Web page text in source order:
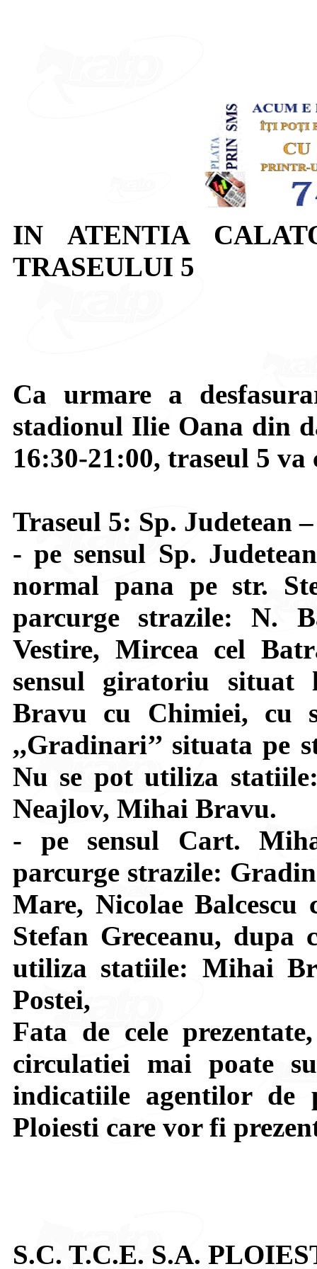
IN ATENTIA
TRASEULUI 5
Ca urmare a
stadionul Ilie Oana din
16:30-21:00, traseul 5
Traseul 5: Sp. Judetean
- pe sensul Sp.
normal pana pe str.
parcurge strazile: N.
Vestire, Mircea cel
sensul giratoriu situat
Bravu cu Chimiei, cu
,,Gradinari’’ situata pe
Nu se pot utiliza
Neajlov, Mihai Bravu.
- pe sensul Cart.
parcurge strazile:
Mare, Nicolae
Stefan Greceanu, dupa
utiliza statiile: Mihai
Postei,
Fata de cele
circulatiei mai poate
indicatiile agentilor
Ploiesti care vor fi
S.C. T.C.E. S.A.